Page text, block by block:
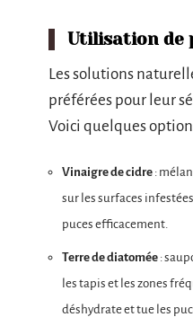
Utilisation de
Les solutions
préférées pour leur
Voici quelques
Vinaigre de cidre :
sur les surfaces
puces efficacement.
Terre de diatomée :
les tapis et les zones
déshydrate et tue les